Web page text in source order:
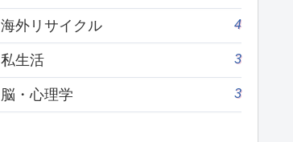
海外リサイクル 4
私生活 3
脳・心理学 3